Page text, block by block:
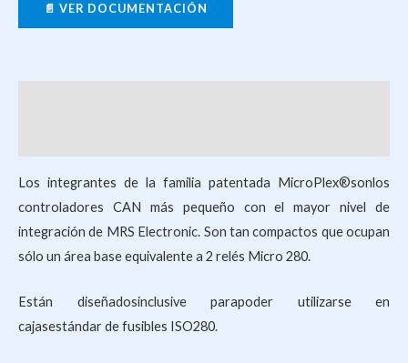
📄 VER DOCUMENTACIÓN
Los integrantes de la familia patentada MicroPlex®sonlos
controladores CAN más pequeño con el mayor nivel de
integración de MRS Electronic. Son tan compactos que ocupan
sólo un área base equivalente a 2 relés Micro 280.
Están diseñadosinclusive parapoder utilizarse en
cajasestándar de fusibles ISO280.